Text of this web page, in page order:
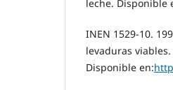
leche. Disponible
INEN 1529-10.
levaduras
Disponible en: